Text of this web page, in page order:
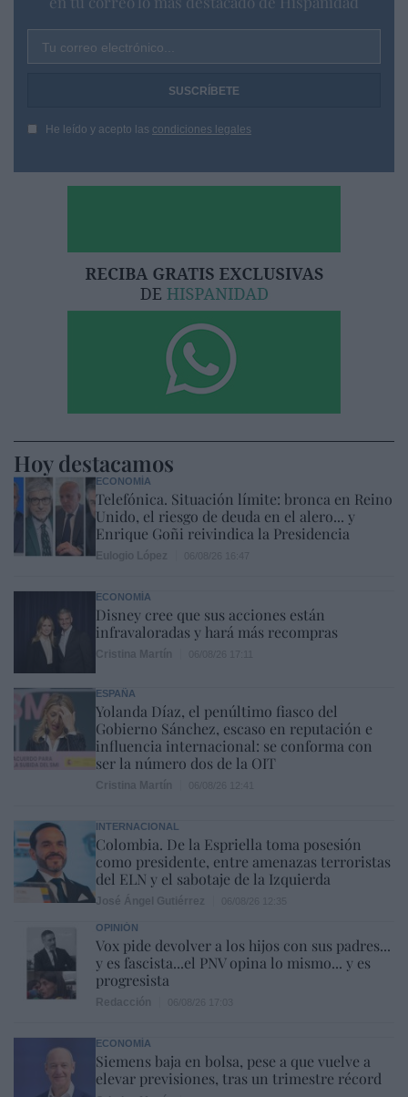
Tu correo electrónico...
He leído y acepto las condiciones legales
Hoy destacamos
ECONOMÍA
Telefónica. Situación límite: bronca en Reino
Unido, el riesgo de deuda en el alero... y
Enrique Goñi reivindica la Presidencia
ECONOMÍA
Disney cree que sus acciones están
infravaloradas y hará más recompras
ESPAÑA
Yolanda Díaz, el penúltimo fiasco del
Gobierno Sánchez, escaso en reputación e
influencia internacional: se conforma con
ser la número dos de la OIT
INTERNACIONAL
Colombia. De la Espriella toma posesión
como presidente, entre amenazas terroristas
del ELN y el sabotaje de la Izquierda
OPINIÓN
Vox pide devolver a los hijos con sus padres...
y es fascista...el PNV opina lo mismo... y es
progresista
ECONOMÍA
Siemens baja en bolsa, pese a que vuelve a
elevar previsiones, tras un trimestre récord